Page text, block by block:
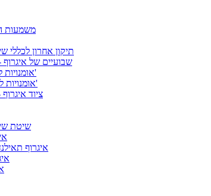
משמעות
תיקון אחרון לכללי
שבועיים של איגרוף -
אומנויות לחימה חלק ב'
אומנויות לחימה חלק א'
ציוד
שיטת
איגרוף